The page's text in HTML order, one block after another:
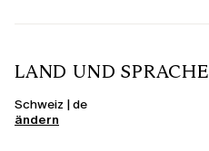
LAND UND SPRACHE
Schweiz | de
ändern